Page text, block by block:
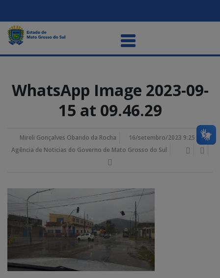
WhatsApp Image 2023-09-
15 at 09.46.29
Mireli Gonçalves Obando da Rocha
16/setembro/2023 9:25 pm
Agência de Noticias do Governo de Mato Grosso do Sul